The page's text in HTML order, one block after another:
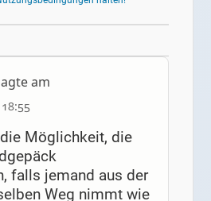
am
Möglichkeit, die
falls jemand aus der
Weg nimmt wie